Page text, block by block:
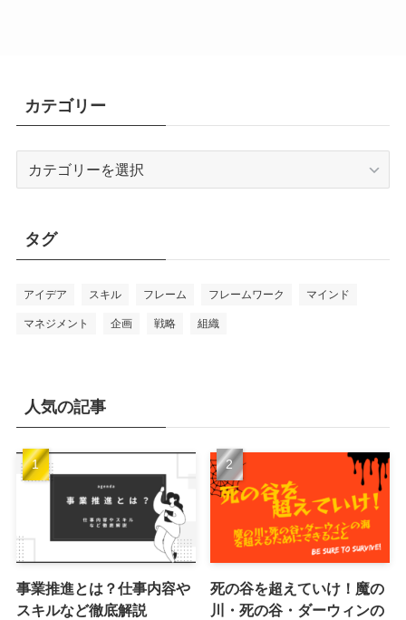
カテゴリー
ー
タグ
アイデア スキル フレーム フレームワーク マインド
マネジメント 企画 戦略 組織
人気の記事
事業推進とは？仕事内容や
スキルなど徹底解説
死の谷を超えていけ！魔の
川・死の谷・ダーウィンの